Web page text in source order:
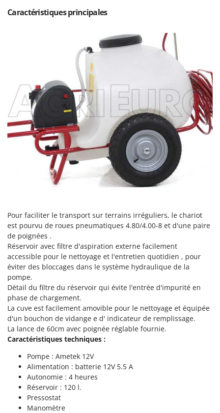
Rogneuses de souches
Scies alternatives à batterie
Scies de jardin télescopiques
Sécateurs électriques à batterie
Sécateurs et Échenilloirs manuels
Sécateurs pneumatiques
Semoirs et Épandeurs d'engrais
Socs pour tracteur
Souffleurs aspirateurs pour Feuilles
Soufreuses - Poudreuses pour tracteur
T
Taille-haies
Taille-haies à bras pour tracteur
Tarières
Tondeuses à Gazon
Tondeuses autoportées
Tondeuses débroussailleuses thermiques
Trancheuses
Trancheuses de sol
Transpalettes
Treuils de débardage
Tronçonneuses
I
Idromatic
Intex
Italyco
ITM
J JOLLY ITALIA
Karcher
Kemper
Keter
KitchenAid
Komo
L
Laica
Lampacrescia - MGM
Landxcape
LAR Casalinghi
Linea VZ
Lisam
Lotusgrill
Caractéristiques principales
Pour faciliter le transport sur terrains irréguliers, le chariot
est pourvu de roues pneumatiques 4.80/4.00-8 et d'une paire
de poignées .
Réservoir avec filtre d'aspiration externe facilement
accessible pour le nettoyage et l'entretien quotidien , pour
éviter des bloccages dans le système hydraulique de la
pompe.
Détail du filtre du réservoir qui évite l'entrée d'impurité en
phase de chargement.
La cuve est facilement amovible pour le nettoyage et équipée
d'un bouchon de vidange e d' indicateur de remplissage.
La lance de 60cm avec poignée réglable fournie.
Caractéristiques techniques :
Pompe : Ametek 12V
Alimentation : batterie 12V 5.5 A
Autonomie : 4 heures
Réservoir : 120 l.
Pressostat
Manomètre